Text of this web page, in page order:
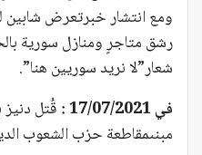
ومع انتشار خبرتعرض شابين
رشق متاجرٍ ومنازل سورية
شعار”لا نريد سوريين هنا”.
في 17/07/2021 :
قُتل
مبنىمقاطعة حزب الشعوب